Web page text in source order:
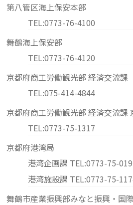
第八管区海上保安本部
TEL:0773-76-4100
舞鶴海上保安部
TEL:0773-76-4120
京都府商工労働観光部 経済交流課
TEL:075-414-4844
京都府商工労働観光部 経済交流課
TEL:0773-75-1317
京都府港湾局
港湾企画課 TEL:0773-75-
港湾施設課 TEL:0773-75-
舞鶴市産業振興部みなと振興・国